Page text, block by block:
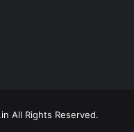
All Rights Reserved.